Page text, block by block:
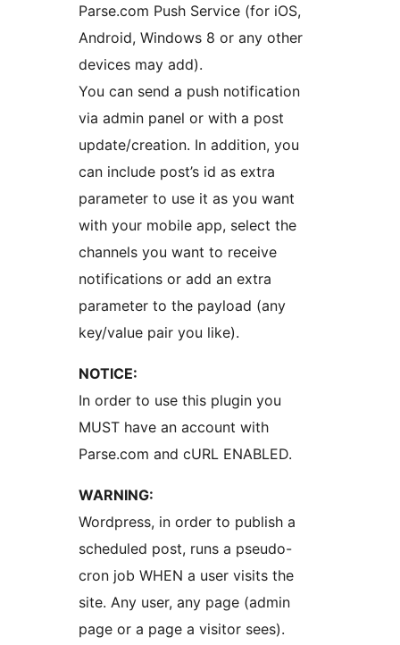
Parse.com Push Service (for iOS,
Android, Windows 8 or any other
devices may add).
You can send a push notification
via admin panel or with a post
update/creation. In addition, you
can include post’s id as extra
parameter to use it as you want
with your mobile app, select the
channels you want to receive
notifications or add an extra
parameter to the payload (any
key/value pair you like).
NOTICE:
In order to use this plugin you
MUST have an account with
Parse.com and cURL ENABLED.
WARNING:
Wordpress, in order to publish a
scheduled post, runs a pseudo-
cron job WHEN a user visits the
site. Any user, any page (admin
page or a page a visitor sees).